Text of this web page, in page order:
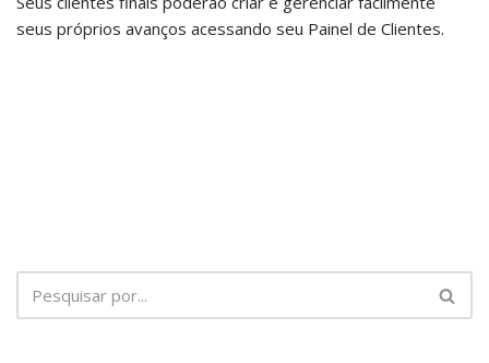
seus próprios avanços acessando seu Painel de Clientes.